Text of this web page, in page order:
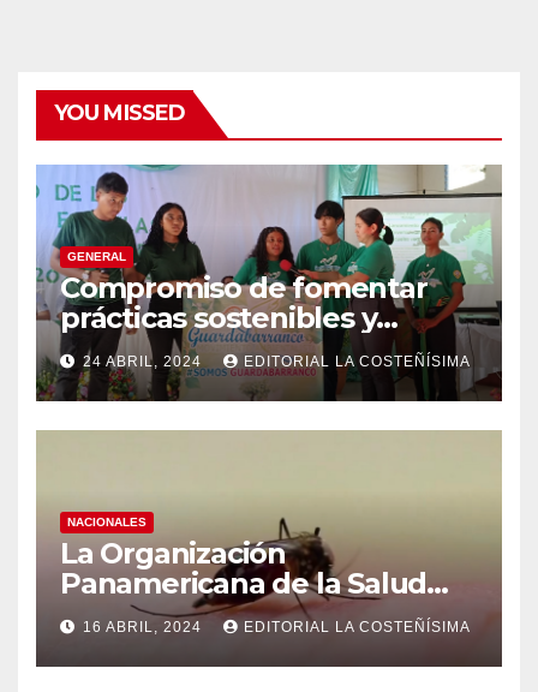
YOU MISSED
GENERAL
Compromiso de fomentar
prácticas sostenibles y
conciencia ecológica en las
instituciones educativas
24 ABRIL, 2024 EDITORIAL LA COSTEÑÍSIMA
NACIONALES
La Organización
Panamericana de la Salud
(OPS), recomienda reforzar
medidas ante el aumento de
casos de dengue
16 ABRIL, 2024 EDITORIAL LA COSTEÑÍSIMA